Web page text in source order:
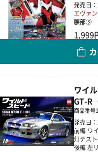
発売日
エヴァ
腰部③
1,999
ワイ
GT-R
商品番号
発売日
前編 ワ
灯テス
後編 左